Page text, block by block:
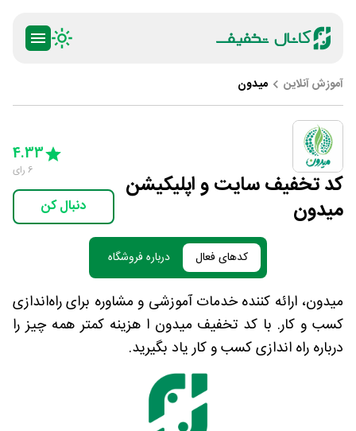
آموزش آنلاین میدون
کد تخفیف سایت و اپلیکیشن
میدون
3 Stars
4 Stars
5 Stars
4.33
6 رای
دنبال کن
کدهای فعال درباره فروشگاه
میدون، ارائه کننده خدمات آموزشی و مشاوره برای راه‌اندازی
کسب و کار. با کد تخفیف میدون ا هزینه کمتر همه چیز را
درباره راه اندازی کسب و کار یاد بگیرید.